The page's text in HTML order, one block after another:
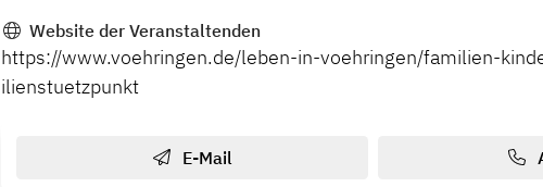
Website der Veranstaltenden
https://www.voehringen.de/leben-in-voehringen/familien-
ilienstuetzpunkt
E-Mail